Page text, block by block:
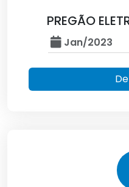
PREGÃO
Jan/2023